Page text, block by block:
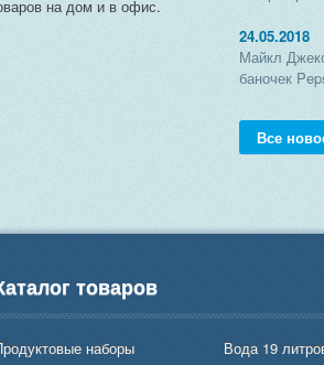
на дом и в офис.
24.05.2018
Майкл
баночек
Все
товаров
наборы Вода 19